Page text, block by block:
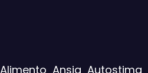
Alimento Ansia Autostima